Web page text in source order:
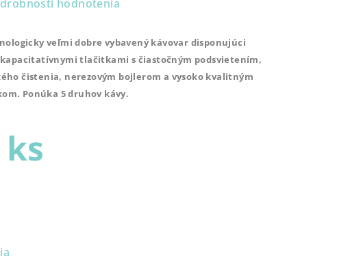
hodnotenia
veľmi dobre vybavený kávovar disponujúci
tlačitkami s čiastočným podsvietením,
čistenia, nerezovým bojlerom a vysoko kvalitným
Ponúka 5 druhov kávy.